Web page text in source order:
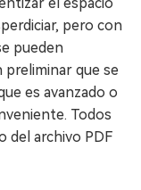
pero con
pueden
que se
es avanzado o
Todos
del archivo PDF